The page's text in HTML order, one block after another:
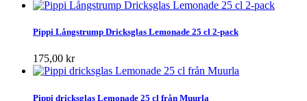
Pippi Långstrump Dricksglas Lemonade 25 cl 2-pack
175,00 kr
Pippi dricksglas Lemonade 25 cl från Muurla